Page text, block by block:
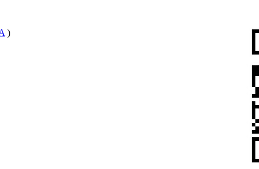
)